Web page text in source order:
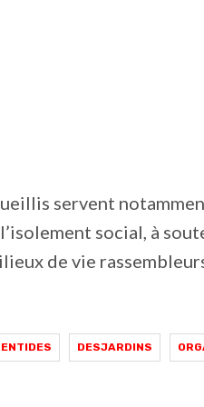
servent
social, à
de vie
DESJARDINS